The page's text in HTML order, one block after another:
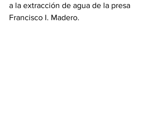
a la extracción de agua de la presa
Francisco I. Madero.